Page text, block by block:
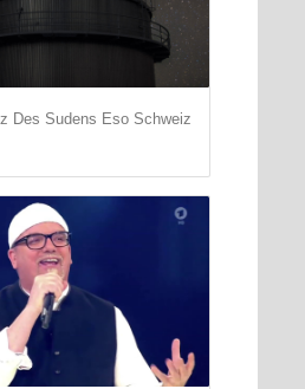
Des Sudens Eso Schweiz